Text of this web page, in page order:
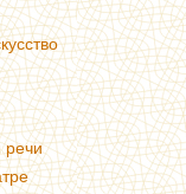
речи